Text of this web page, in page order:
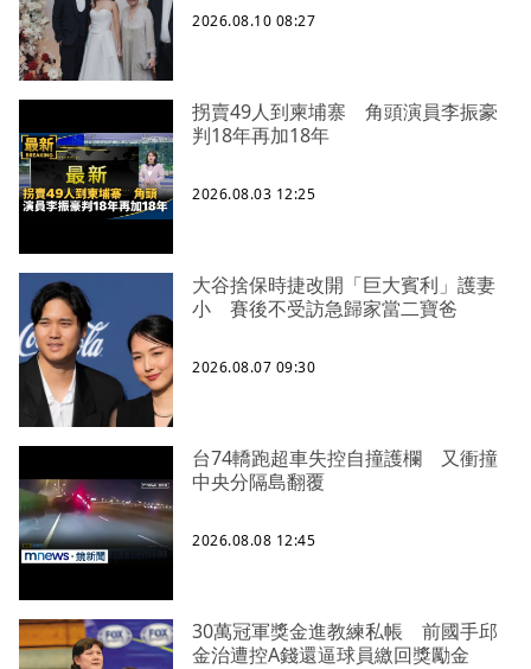
2026.08.10 08:27
拐賣49人到柬埔寨 角頭演員李振豪
判18年再加18年
2026.08.03 12:25
大谷捨保時捷改開「巨大賓利」護妻
小 賽後不受訪急歸家當二寶爸
2026.08.07 09:30
台74轎跑超車失控自撞護欄 又衝撞
中央分隔島翻覆
2026.08.08 12:45
30萬冠軍獎金進教練私帳 前國手邱
金治遭控A錢還逼球員繳回獎勵金